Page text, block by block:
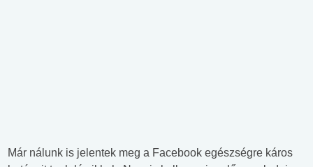
Már nálunk is jelentek meg a Facebook egészségre káros